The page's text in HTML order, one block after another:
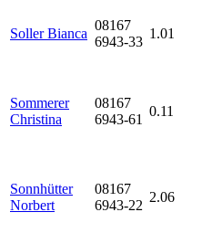
Soller Bianca
08167
6943-33
1.01
Sommerer
Christina
08167
6943-61
0.11
Sonnhütter
Norbert
08167
6943-22
2.06